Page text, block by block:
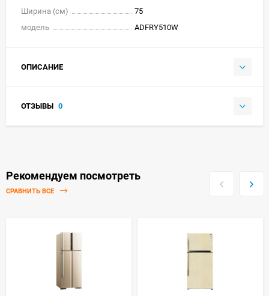
Ширина (см)
75
модель
ADFRY510W
ОПИСАНИЕ
ОТЗЫВЫ 0
Рекомендуем посмотреть
СРАВНИТЬ ВСЕ